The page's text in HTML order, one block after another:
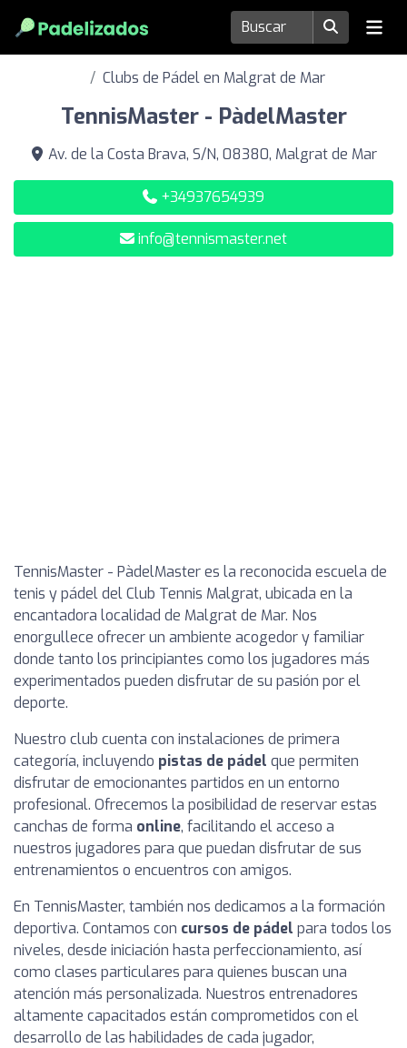
Clubs de Pádel en Malgrat de Mar
TennisMaster - PàdelMaster
Av. de la Costa Brava, S/N, 08380, Malgrat de Mar
+34937654939
info@tennismaster.net
TennisMaster - PàdelMaster es la reconocida escuela de
tenis y pádel del Club Tennis Malgrat, ubicada en la
encantadora localidad de Malgrat de Mar. Nos
enorgullece ofrecer un ambiente acogedor y familiar
donde tanto los principiantes como los jugadores más
experimentados pueden disfrutar de su pasión por el
deporte.
Nuestro club cuenta con instalaciones de primera
categoría, incluyendo pistas de pádel que permiten
disfrutar de emocionantes partidos en un entorno
profesional. Ofrecemos la posibilidad de reservar estas
canchas de forma online, facilitando el acceso a
nuestros jugadores para que puedan disfrutar de sus
entrenamientos o encuentros con amigos.
En TennisMaster, también nos dedicamos a la formación
deportiva. Contamos con cursos de pádel para todos los
niveles, desde iniciación hasta perfeccionamiento, así
como clases particulares para quienes buscan una
atención más personalizada. Nuestros entrenadores
altamente capacitados están comprometidos con el
desarrollo de las habilidades de cada jugador,